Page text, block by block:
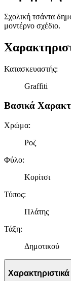
Σχολική τσάντα
μοντέρνο σχέδιο.
Κατασκευαστής:
Graffiti
Βασικά
Χρώμα:
Ροζ
Φύλο:
Κορίτσι
Τύπος:
Πλάτης
Τάξη:
Δημοτικού
Χαρακτηριστικά